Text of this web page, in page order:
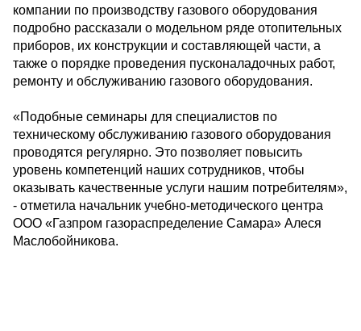
компании по производству газового оборудования
подробно рассказали о модельном ряде отопительных
приборов, их конструкции и составляющей части, а
также о порядке проведения пусконаладочных работ,
ремонту и обслуживанию газового оборудования.
«Подобные семинары для специалистов по
техническому обслуживанию газового оборудования
проводятся регулярно. Это позволяет повысить
уровень компетенций наших сотрудников, чтобы
оказывать качественные услуги нашим потребителям»,
- отметила начальник учебно-методического центра
ООО «Газпром газораспределение Самара» Алеся
Маслобойникова.